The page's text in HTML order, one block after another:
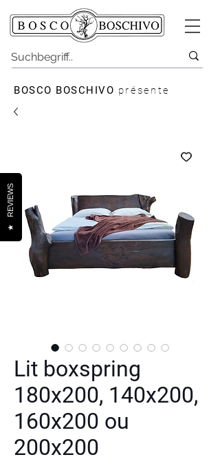
BOSCO BOSCHIVO présente
Lit boxspring
180x200, 140x200,
160x200 ou
200x200
★
REVIEWS